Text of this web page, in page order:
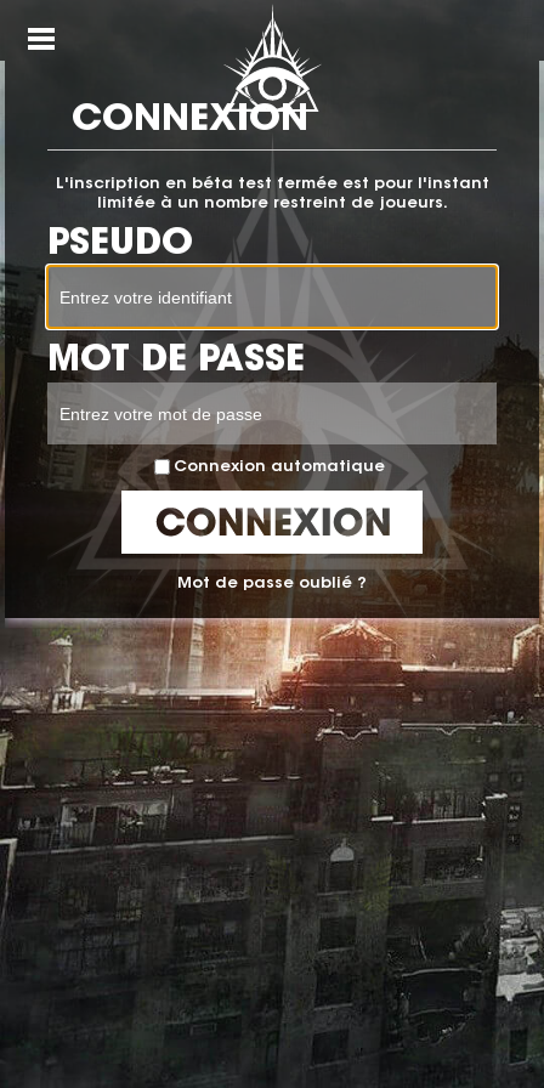
Menu
CONNEXION
L'inscription en béta test fermée est pour l'instant
limitée à un nombre restreint de joueurs.
PSEUDO
MOT DE PASSE
Connexion automatique
Mot de passe oublié ?